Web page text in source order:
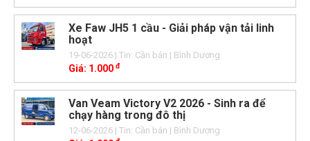
Xe Faw JH5 1 cầu - Giải pháp vận tải linh
hoạt
19-06-2026| Tin: Cần bán | Bình Dương
Giá: 1.000 đ
Van Veam Victory V2 2026 - Sinh ra để
chạy hàng trong đô thị
12-06-2026| Tin: Cần bán | Bình Dương